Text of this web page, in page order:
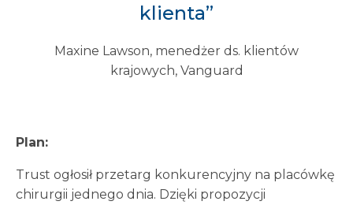
klienta”
Maxine Lawson, menedżer ds. klientów
krajowych, Vanguard
Plan:
Trust ogłosił przetarg konkurencyjny na placówkę
chirurgii jednego dnia. Dzięki propozycji